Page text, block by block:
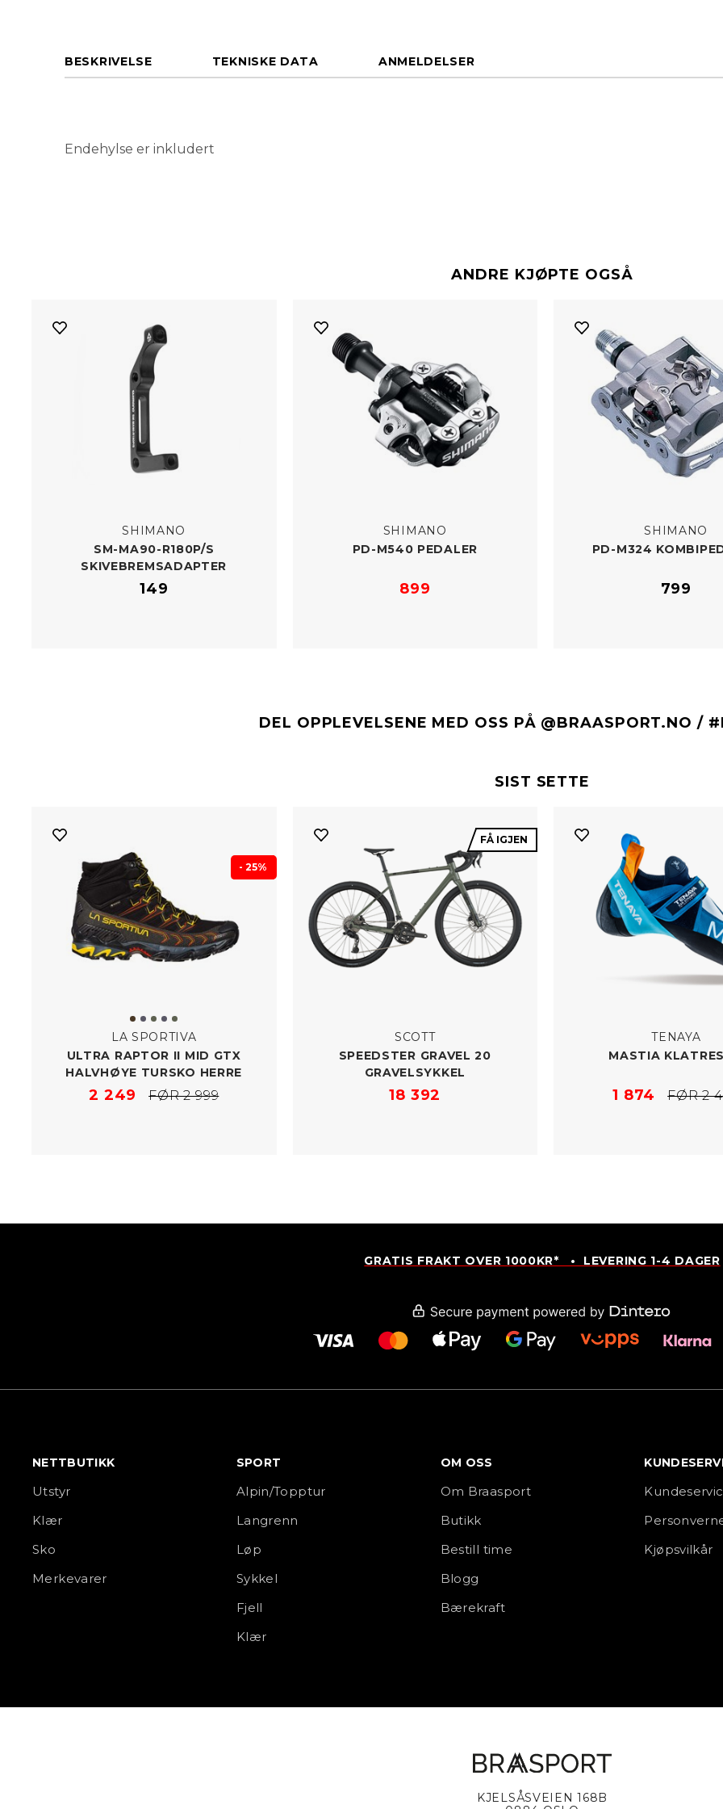
BESKRIVELSE TEKNISKE DATA ANMELDELSER
Endehylse er inkludert
ANDRE KJØPTE OGSÅ
SHIMANO
SM-​MA90-R180P/​S
SKIVEBREMSADAPTER
149
SHIMANO
PD-​M540 PEDALER
899
SHIMANO
PD-​M324
799
DEL OPPLEVELSENE MED OSS PÅ @BRAASPORT.NO /
SIST SETTE
- 25%
LA SPORTIVA
ULTRA RAPTOR II MID GTX
HALVHØYE TURSKO HERRE
2 249 FØR 2 999
FÅ IGJEN
SCOTT
SPEEDSTER GRAVEL 20
GRAVELSYKKEL
18 392
TENAYA
MASTIA
1 874 FØR 2
GRATIS FRAKT OVER 1000KR* • LEVERING 1-4 DAGER
NETTBUTIKK
Utstyr
Klær
Sko
Merkevarer
SPORT
Alpin/Topptur
Langrenn
Løp
Sykkel
Fjell
Klær
OM OSS
Om Braasport
Butikk
Bestill time
Blogg
Bærekraft
Kjøpsvilkår
KJELSÅSVEIEN 168B